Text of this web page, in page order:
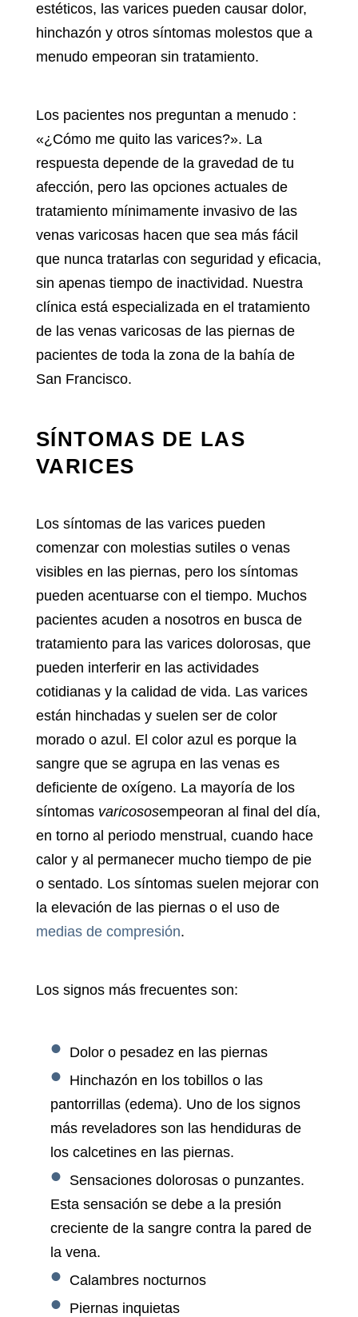
estéticos, las varices pueden causar dolor,
hinchazón y otros síntomas molestos que a
menudo empeoran sin tratamiento.
Los pacientes nos preguntan a menudo :
«¿Cómo me quito las varices?». La
respuesta depende de la gravedad de tu
afección, pero las opciones actuales de
tratamiento mínimamente invasivo delas
venas varicosas hacen que sea más fácil
que nunca tratarlas con seguridad y eficacia,
sin apenas tiempo de inactividad. Nuestra
clínica está especializada en el tratamiento
de las venas varicosas de las piernas de
pacientes de toda la zona de la bahía de
San Francisco.
SÍNTOMAS DE LAS
VARICES
Los síntomas de las varicespueden
comenzar con molestias sutiles o venas
visibles en las piernas, pero los síntomas
pueden acentuarse con el tiempo. Muchos
pacientes acuden a nosotros en busca de
tratamiento para las varices dolorosas, que
pueden interferir en las actividades
cotidianas y la calidad de vida. Las varices
están hinchadas y suelen ser de color
morado o azul. El color azul es porque la
sangre que se agrupa en las venas es
deficiente de oxígeno. La mayoría de los
síntomas varicososempeoran al final del día,
en torno al periodo menstrual, cuando hace
calor y al permanecer mucho tiempo de pie
o sentado. Los síntomas suelen mejorar con
la elevación de las piernas o el uso de
medias de compresión.
Los signos más frecuentes son:
Dolor o pesadez en las piernas
Hinchazón en los tobillos o las
pantorrillas (edema). Uno de los signos
más reveladores son las hendiduras de
los calcetines en las piernas.
Sensaciones dolorosas o punzantes.
Esta sensación se debe a la presión
creciente de la sangre contra la pared de
la vena.
Calambres nocturnos
Piernas inquietas